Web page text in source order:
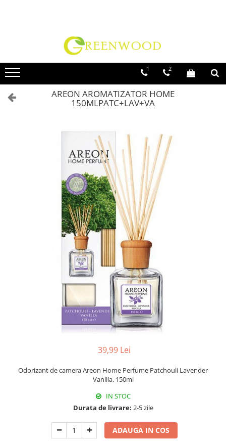
Produse Curatenie
Detergenti Rufe
Detergent Rufe Pudra
Detergent Rufe Lichid
Inalbitor & Indepartare Pete
Anticalcar & Igienizante
Curatare Bucatarie
Aragaz, Plita, Cuptor & Grill
Prosoape de Hartie & Servetele
Accesorii Bucatarie
Anticalcar, Piatra & Rugina
Gresie, Piatra & Granit
Detergenti Diverse Suprafete
1 2
AREON AROMATIZATOR HOME
150MLPATC+LAV+VA
39,99 Lei
Odorizant de camera Areon Home Perfume Patchouli Lavender
Vanilla, 150ml
IN STOC
Durata de livrare: 2-5 zile
ADAUGA IN COS